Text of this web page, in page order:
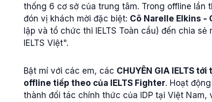
thống 6 cơ sở của trung tâm. Trong offline lần
đón vị khách mời đặc biệt: Cô Narelle Elkins -
lập và tổ chức thi IELTS Toàn cầu) đến chia
IELTS Việt".
Bật mí với các em, các CHUYÊN GIA IELTS
offline tiếp theo của IELTS Fighter. Hoạt
thành đối tác chính thức của IDP tại Việt